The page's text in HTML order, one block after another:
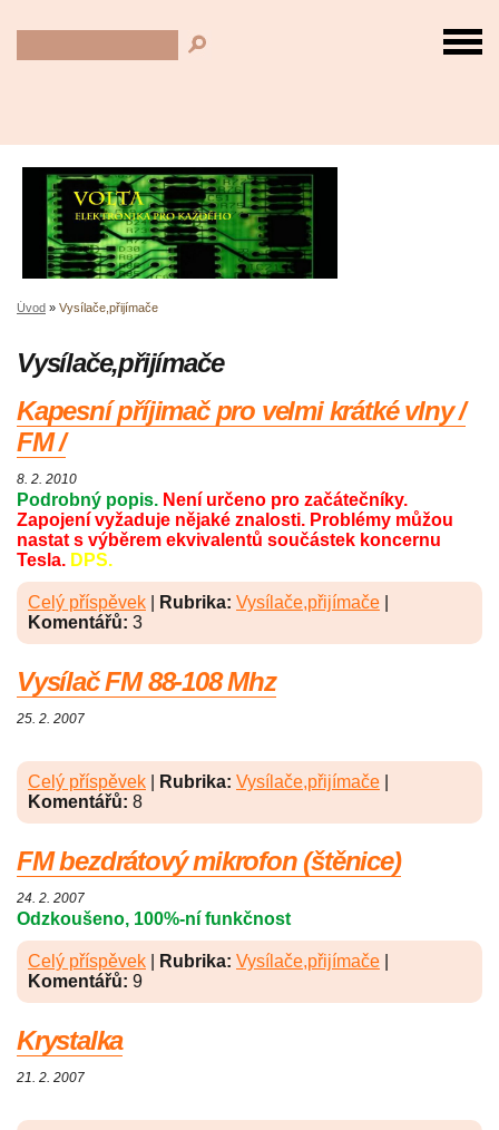
Úvod » Vysílače,přijímače
Vysílače,přijímače
Kapesní příjimač pro velmi krátké vlny /
FM /
8. 2. 2010
Podrobný popis. Není určeno pro začátečníky.
Zapojení vyžaduje nějaké znalosti. Problémy můžou
nastat s výběrem ekvivalentů součástek koncernu
Tesla. DPS.
Celý příspěvek Rubrika: Vysílače,přijímače
Komentářů: 3
Vysílač FM 88-108 Mhz
25. 2. 2007
Celý příspěvek Rubrika: Vysílače,přijímače
Komentářů: 8
FM bezdrátový mikrofon (štěnice)
24. 2. 2007
Odzkoušeno, 100%-ní funkčnost
Celý příspěvek Rubrika: Vysílače,přijímače
Komentářů: 9
Krystalka
21. 2. 2007